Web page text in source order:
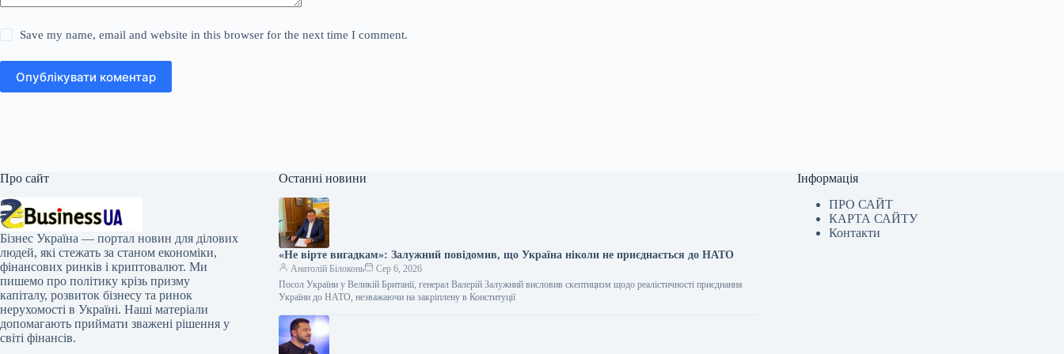
Save my name, email and website in this browser for the next time I comment.
Опублікувати коментар
Про сайт
Бізнес Україна — портал новин для ділових
людей, які стежать за станом економіки,
фінансових ринків і криптовалют. Ми
пишемо про політику крізь призму
капіталу, розвиток бізнесу та ринок
нерухомості в Україні. Наші матеріали
допомагають приймати зважені рішення у
світі фінансів.
Останні новини
«Не вірте вигадкам»: Залужний повідомив, що Україна ніколи не приєднається до НАТО
Анатолій Білоконь
Сер 6, 2026
Посол України у Великій Британії, генерал Валерій Залужний висловив скептицизм щодо реалістичності приєднання
України до НАТО, незважаючи на закріплену в Конституції
Інформація
ПРО САЙТ
КАРТА САЙТУ
Контакти